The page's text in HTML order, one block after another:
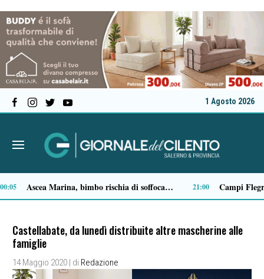
1 Agosto 2026
14:14 13:53
Castellabate, da lunedì distribuite altre mascherine alle
famiglie
14 Maggio 2020 | di Redazione